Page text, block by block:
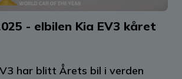
- elbilen Kia EV3 kåret
har blitt Årets bil i verden